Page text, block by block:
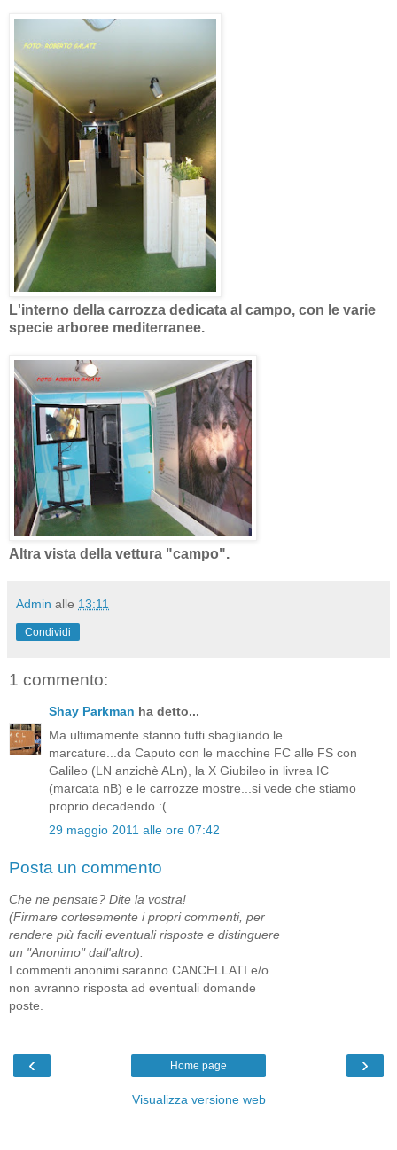
L'interno della carrozza dedicata al campo, con le varie
specie arboree mediterranee.
Altra vista della vettura "campo".
Admin alle 13:11
Condividi
1 commento:
Shay Parkman ha detto...
Ma ultimamente stanno tutti sbagliando le
marcature...da Caputo con le macchine FC alle FS con
Galileo (LN anzichè ALn), la X Giubileo in livrea IC
(marcata nB) e le carrozze mostre...si vede che stiamo
proprio decadendo :(
29 maggio 2011 alle ore 07:42
Posta un commento
Che ne pensate? Dite la vostra!
(Firmare cortesemente i propri commenti, per
rendere più facili eventuali risposte e distinguere
un "Anonimo" dall'altro).
I commenti anonimi saranno CANCELLATI e/o
non avranno risposta ad eventuali domande
poste.
‹ ›
Home page
Visualizza versione web